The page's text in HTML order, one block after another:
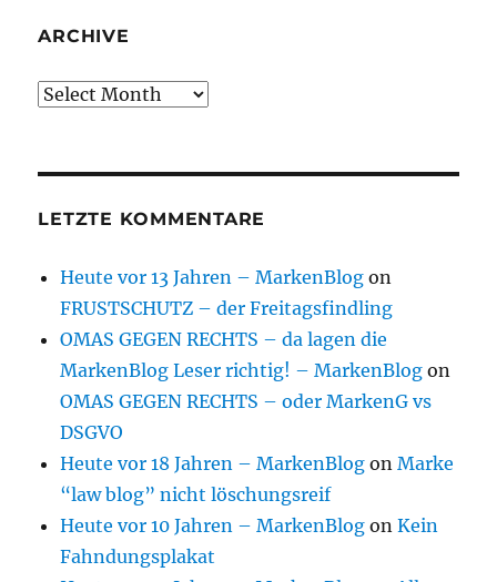
ARCHIVE
Archive
LETZTE KOMMENTARE
Heute vor 13 Jahren – MarkenBlog on
FRUSTSCHUTZ – der Freitagsfindling
OMAS GEGEN RECHTS – da lagen die
MarkenBlog Leser richtig! – MarkenBlog on
OMAS GEGEN RECHTS – oder MarkenG vs
DSGVO
Heute vor 18 Jahren – MarkenBlog onMarke
“law blog” nicht löschungsreif
Heute vor 10 Jahren – MarkenBlog onKein
Fahndungsplakat